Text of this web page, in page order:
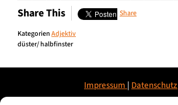
Share This Share
KategorienAdjektiv
düster/ halbfinster
Impressum | Datenschutz